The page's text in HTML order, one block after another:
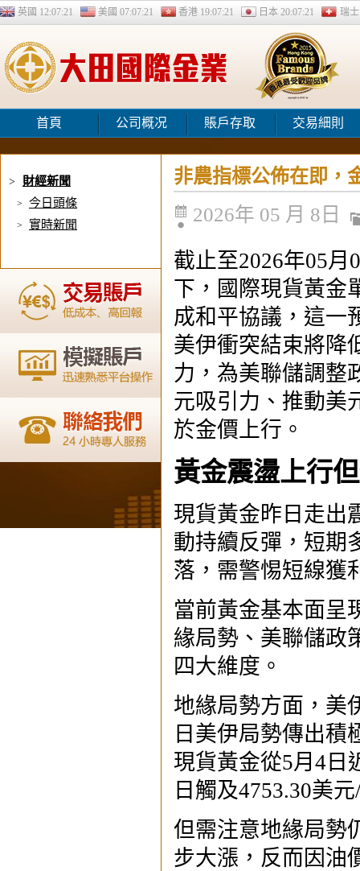
英國 12:07:21 美國 07:07:21 香港 19:07:21 日本 20:07:21 瑞
首頁 公司概况 賬戶存取 交易細則
> 財經新聞
> 今日頭條
> 實時新聞
非農指標公佈在即，
2026年 05 月 8日
截止至2026年05
下，國際現貨黃金
成和平協議，這一
美伊衝突結束將降
力，為美聯儲調整
元吸引力、推動美
於金價上行。
黃金震盪上行
現貨黃金昨日走出
動持續反彈，短期
落，需警惕短線獲
當前黃金基本面呈
緣局勢、美聯儲政
四大維度。
地緣局勢方面，美
日美伊局勢傳出積
現貨黃金從5月4日
日觸及4753.30美
但需注意地緣局勢
步大漲，反而因油